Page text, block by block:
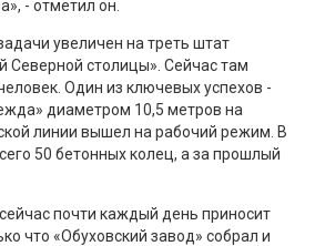
- отметил он.
увеличен на треть штат
Северной столицы». Сейчас там
Один из ключевых успехов -
диаметром 10,5 метров на
линии вышел на рабочий режим. В
50 бетонных колец, а за прошлый
почти каждый день приносит
что «Обуховский завод» собрал и